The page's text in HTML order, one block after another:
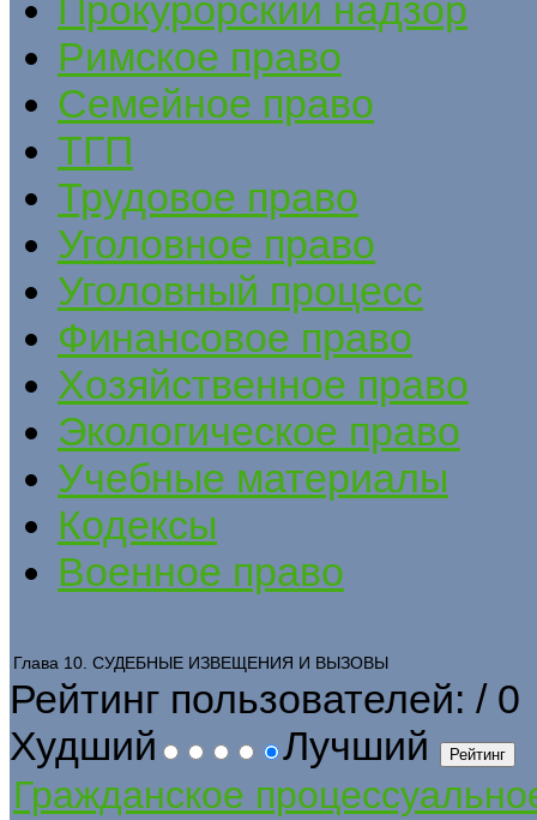
Прокурорский надзор
Римское право
Семейное право
ТГП
Трудовое право
Уголовное право
Уголовный процесс
Финансовое право
Хозяйственное право
Экологическое право
Учебные материалы
Кодексы
Военное право
Глава 10. СУДЕБНЫЕ ИЗВЕЩЕНИЯ И ВЫЗОВЫ
Рейтинг пользователей: / 0
Худший
Лучший
Гражданское